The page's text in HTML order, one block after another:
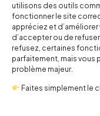
utilisons des outils
fonctionner le site
appréciez et
d’accepter ou de
refusez, certaines
parfaitement, mais vous
problème majeur.
Faites simplement le
contact@popnbaby.com
+33 01 64 62 14 89
Follow us